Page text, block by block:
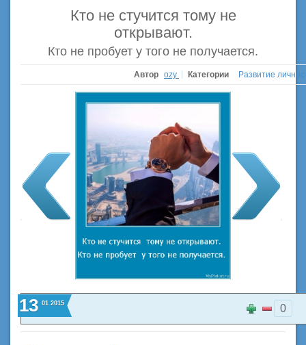
Кто не стучится тому не
открывают.
Кто не пробует у того не получается.
Автор ozy Категории Развитие
13 01 2015 0